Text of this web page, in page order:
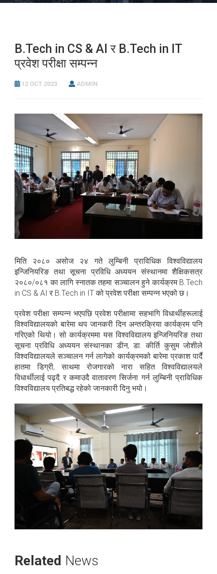
B.Tech in CS & AI र B.Tech in IT
प्रवेश परीक्षा सम्पन्न
12 OCT 2023 ADMIN
मिति २०८० असोज २४ गते लुम्बिनी प्राविधिक विश्वविद्यालय
इन्जिनियरिङ तथा सूचना प्रविधि अध्ययन संस्थानमा शैक्षिकसत्र
२०८०/०८१ का लागि स्नातक तहमा सञ्चालन हुने कार्यक्रम B.Tech
in CS & AI र B.Tech in IT को प्रवेश परीक्षा सम्पन्न भएको छ।
प्रवेश परीक्षा सम्पन्न भएपछि प्रवेश परीक्षामा सहभागि विधार्थीहरूलाई
विश्वविद्यालयको बारेमा थप जानकरी दिन अन्तरक्रिया कार्यक्रम पनि
गरिएको थियो। सो कार्यक्रममा यस विश्वविद्यालय इन्जिनियरिङ तथा
सूचना प्रविधि अध्ययन संस्थानका डीन, डा. कीर्ति कुसुम जोशीले
विश्वविद्यालयले सञ्चालन गर्न लागेको कार्यक्रमको बारेमा प्रकाश पार्दै
हातमा डिग्री, साथमा रोजगारको नारा सहित विश्वविद्यालयले
विधार्थीलाई पढ्दै र कमाउदै वातावरण सिर्जना गर्न लुम्बिनी प्राविधिक
विश्वविद्यालय प्रतिबद्ध रहेको जानकारी दिनु भयो।
Related News